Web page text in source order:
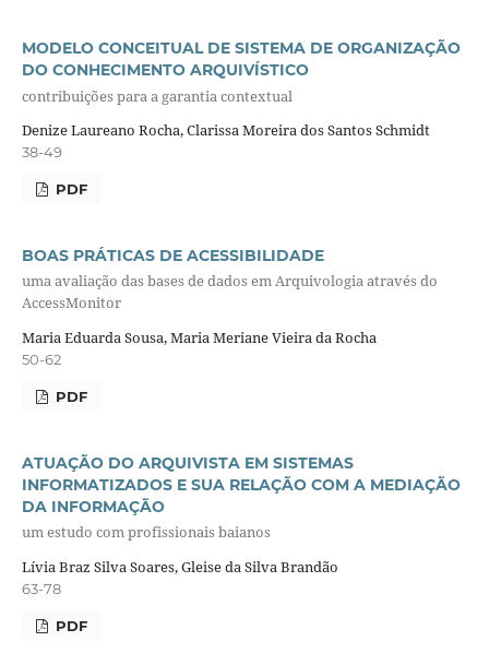
MODELO CONCEITUAL DE SISTEMA DE ORGANIZAÇÃO
DO CONHECIMENTO ARQUIVÍSTICO
contribuições para a garantia contextual
Denize Laureano Rocha, Clarissa Moreira dos Santos Schmidt
38-49
PDF
BOAS PRÁTICAS DE ACESSIBILIDADE
uma avaliação das bases de dados em Arquivologia através do
AccessMonitor
Maria Eduarda Sousa, Maria Meriane Vieira da Rocha
50-62
PDF
ATUAÇÃO DO ARQUIVISTA EM SISTEMAS
INFORMATIZADOS E SUA RELAÇÃO COM A MEDIAÇÃO
DA INFORMAÇÃO
um estudo com profissionais baianos
Lívia Braz Silva Soares, Gleise da Silva Brandão
63-78
PDF